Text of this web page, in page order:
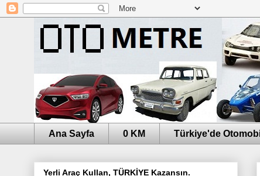
Ana Sayfa 0 KM Türkiye'de
Yerli Araç Kullan, TÜRKİYE Kazansın.